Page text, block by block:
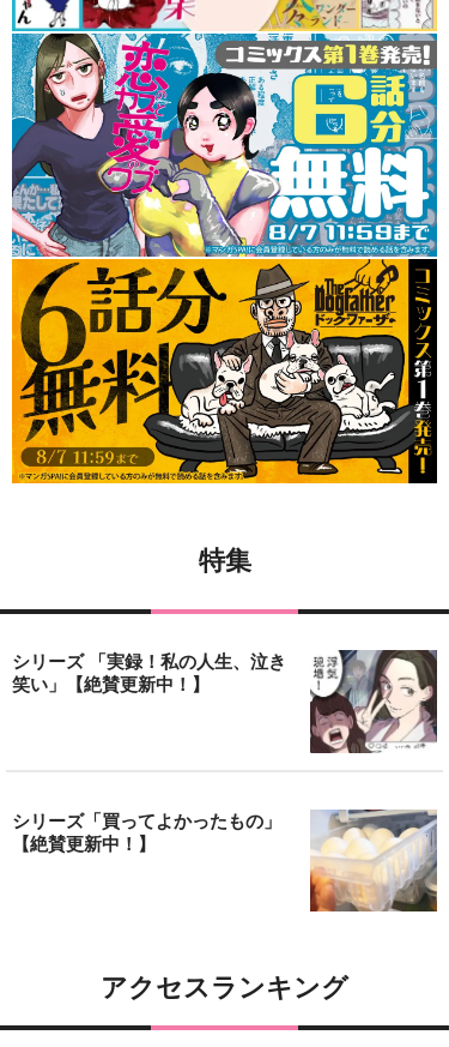
特集
シリーズ 「実録！私の人生、泣き
笑い」【絶賛更新中！】
シリーズ「買ってよかったもの」
【絶賛更新中！】
アクセスランキング